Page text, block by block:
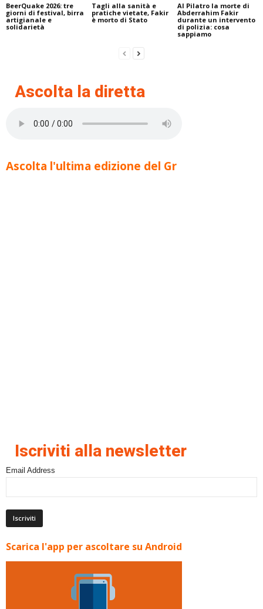
BeerQuake 2026: tre
giorni di festival, birra
artigianale e
solidarietà
Tagli alla sanità e
pratiche vietate, Fakir
è morto di Stato
Al Pilatro la morte di
Abderrahim Fakir
durante un intervento
di polizia: cosa
sappiamo
Ascolta la diretta
Ascolta l'ultima edizione del Gr
Iscriviti alla newsletter
Email Address
Scarica l'app per ascoltare su Android